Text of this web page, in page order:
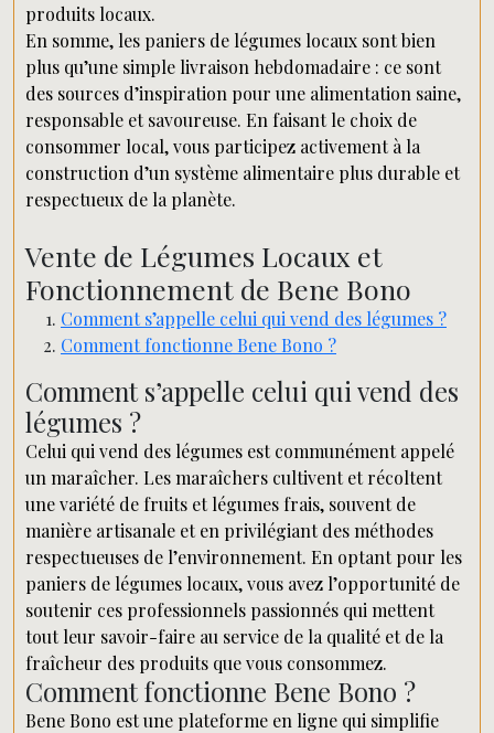
produits locaux.
En somme, les paniers de légumes locaux sont bien
plus qu’une simple livraison hebdomadaire : ce sont
des sources d’inspiration pour une alimentation saine,
responsable et savoureuse. En faisant le choix de
consommer local, vous participez activement à la
construction d’un système alimentaire plus durable et
respectueux de la planète.
Vente de Légumes Locaux et
Fonctionnement de Bene Bono
Comment s’appelle celui qui vend des légumes ?
Comment fonctionne Bene Bono ?
Comment s’appelle celui qui vend des
légumes ?
Celui qui vend des légumes est communément appelé
un maraîcher. Les maraîchers cultivent et récoltent
une variété de fruits et légumes frais, souvent de
manière artisanale et en privilégiant des méthodes
respectueuses de l’environnement. En optant pour les
paniers de légumes locaux, vous avez l’opportunité de
soutenir ces professionnels passionnés qui mettent
tout leur savoir-faire au service de la qualité et de la
fraîcheur des produits que vous consommez.
Comment fonctionne Bene Bono ?
Bene Bono est une plateforme en ligne qui simplifie